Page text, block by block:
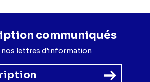
communiqués
nos lettres d’information